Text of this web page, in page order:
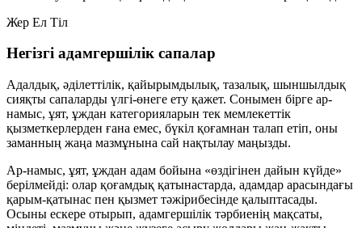
Жер Ел Тіл
Негізгі адамгершілік сапалар
Адалдық, әділеттілік, қайырымдылық, тазалық, шыншылдық
сияқты сапаларды үлгі-өнеге ету қажет. Сонымен бірге ар-
намыс, ұят, ұждан категорияларын тек мемлекеттік
қызметкерлерден ғана емес, бүкіл қоғамнан талап етіп, оны
заманның жаңа мазмұнына сай нақтылау маңызды.
Ар-намыс, ұят, ұждан адам бойына «өздігінен дайын күйде»
берілмейді: олар қоғамдық қатынастарда, адамдар арасындағы
қарым-қатынас пен қызмет тәжірибесінде қалыптасады.
Осыны ескере отырып, адамгершілік тәрбиенің мақсаты,